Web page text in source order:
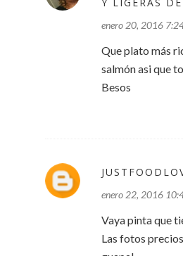
enero 20, 2016
Que plato más
salmón asi que
Besos
enero 22, 2016
Vaya pinta que
Las fotos